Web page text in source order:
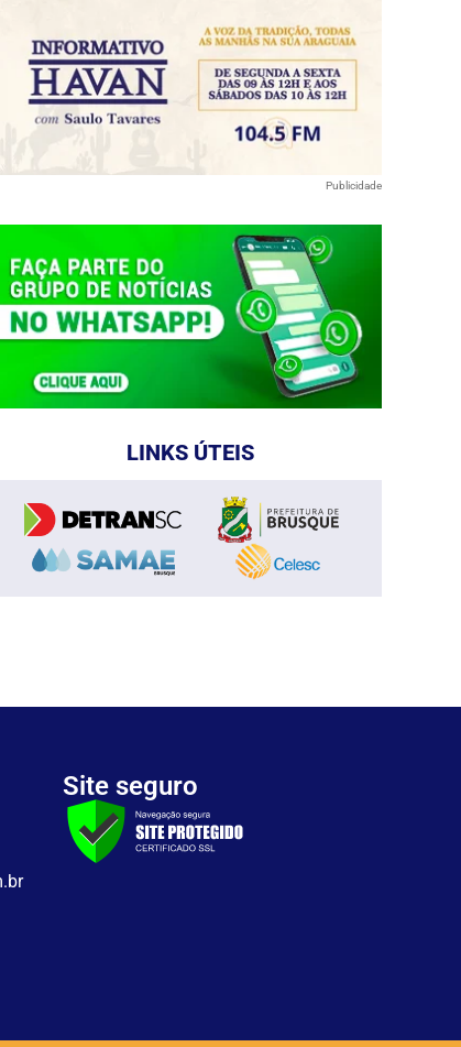
Publicidade
LINKS ÚTEIS
Site seguro